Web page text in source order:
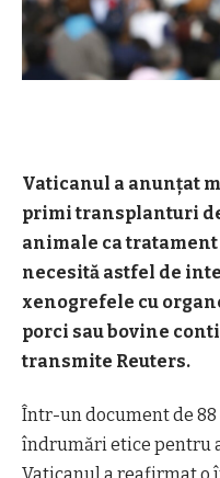
Vaticanul a anunţat
primi transplanturi
animale ca
necesită astfel de
xenogrefele cu
porci sau bovine
transmite Reuters.
Într-un document de
îndrumări etice pentru